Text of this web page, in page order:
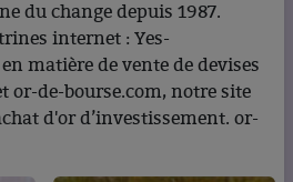
du change depuis 1987.
internet : Yes-
matière de vente de devises
or-de-bourse.com, notre site
d'or d’investissement. or-